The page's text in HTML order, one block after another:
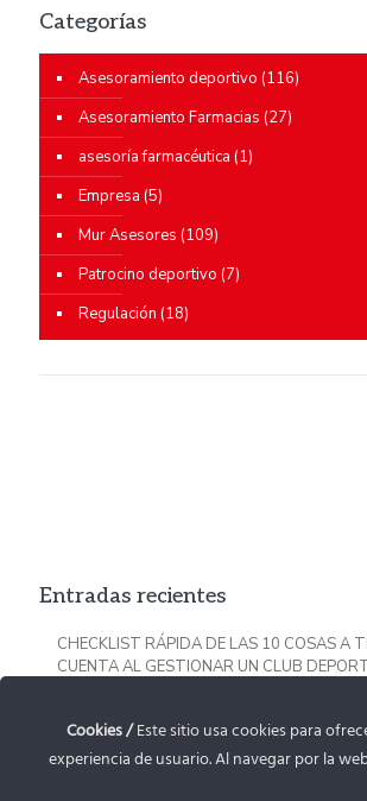
Categorías
Asesoramiento deportivo (116)
Asesoramiento Farmacias (27)
asesoría farmacéutica (1)
Empresa (5)
Mur Asesores (109)
Patrocino deportivo (7)
Regulación (18)
Entradas recientes
CHECKLIST RÁPIDA DE LAS 10 COSAS A
CUENTA AL GESTIONAR UN CLUB
CHECKLIST PROTECCIÓN DE MENORES:
TIENES QUE TENER EN CUENTA EN TU
Cookies /Este sitio usa cookies para
experiencia de usuario. Al navegar por la